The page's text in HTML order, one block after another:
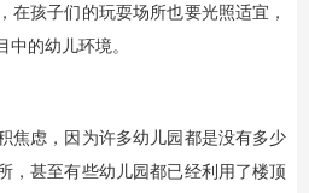
在孩子们的玩耍场所也要光照适宜，
的幼儿环境。
焦虑，因为许多幼儿园都是没有多少
，甚至有些幼儿园都已经利用了楼顶